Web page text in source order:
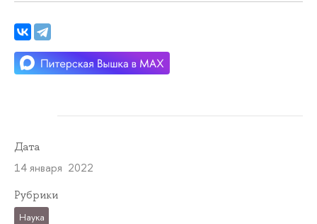
Дата
14 января 2022
Рубрики
Наука